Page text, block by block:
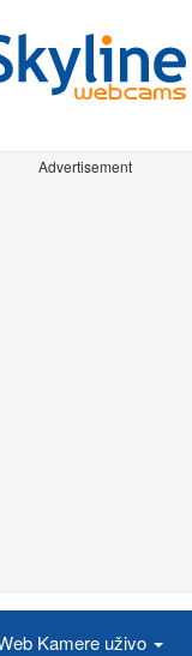
Advertisement
Kamere uživo